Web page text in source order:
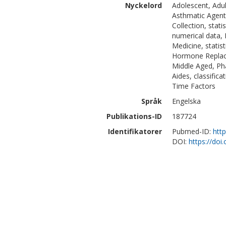
Nyckelord
Adolescent,
Asthmatic
Collection,
numerical data,
Medicine,
Hormone
Middle Aged,
Aides,
Time Factors
Språk
Engelska
Publikations-ID
187724
Identifikatorer
Pubmed-ID:
DOI: https://